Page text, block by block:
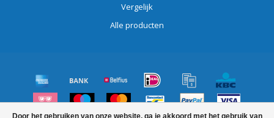
Door het gebruiken van onze website, ga je akkoord met het gebruik van
Vergelijk
Alle producten